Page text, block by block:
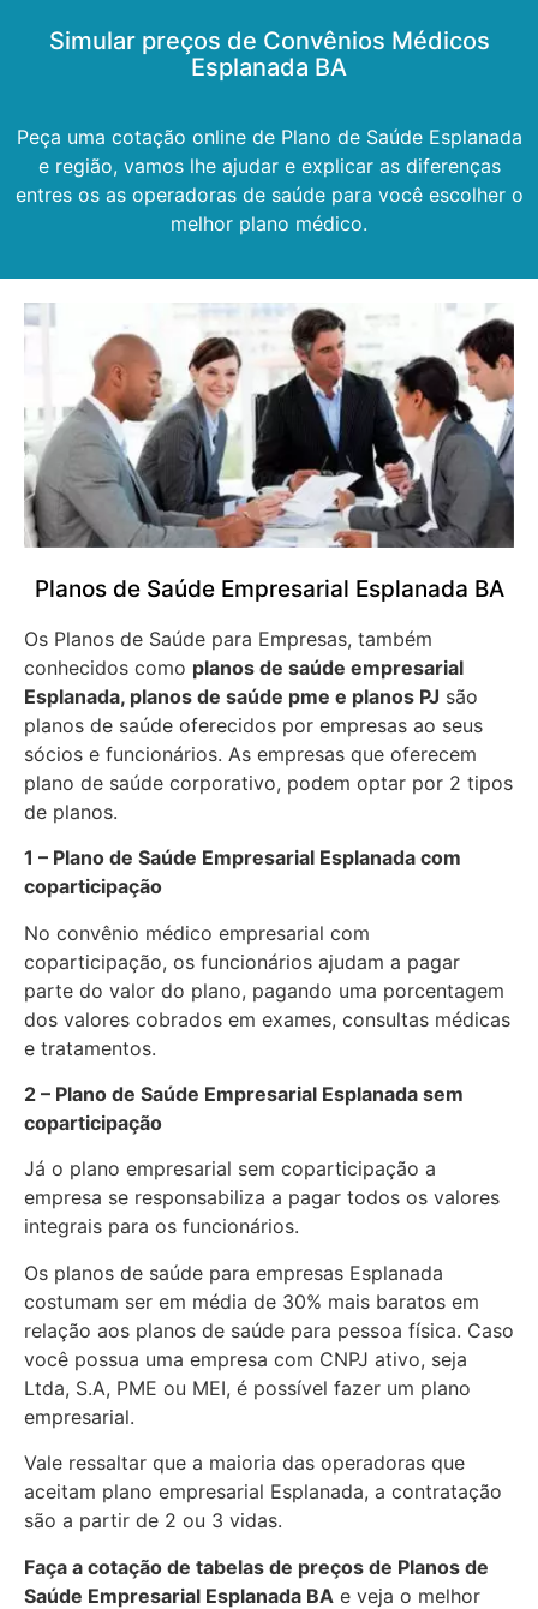
Simular preços de Convênios Médicos
Esplanada BA
Peça uma cotação online de Plano de Saúde Esplanada
e região, vamos lhe ajudar e explicar as diferenças
entres os as operadoras de saúde para você escolher o
melhor plano médico.
Planos de Saúde Empresarial Esplanada BA
Os Planos de Saúde para Empresas, também
conhecidos como planos de saúde empresarial
Esplanada, planos de saúde pme e planos PJ são
planos de saúde oferecidos por empresas ao seus
sócios e funcionários. As empresas que oferecem
plano de saúde corporativo, podem optar por 2 tipos
de planos.
1 – Plano de Saúde Empresarial Esplanada com
coparticipação
No convênio médico empresarial com
coparticipação, os funcionários ajudam a pagar
parte do valor do plano, pagando uma porcentagem
dos valores cobrados em exames, consultas médicas
e tratamentos.
2 – Plano de Saúde Empresarial Esplanada sem
coparticipação
Já o plano empresarial sem coparticipação a
empresa se responsabiliza a pagar todos os valores
integrais para os funcionários.
Os planos de saúde para empresas Esplanada
costumam ser em média de 30% mais baratos em
relação aos planos de saúde para pessoa física. Caso
você possua uma empresa com CNPJ ativo, seja
Ltda, S.A, PME ou MEI, é possível fazer um plano
empresarial.
Vale ressaltar que a maioria das operadoras que
aceitam plano empresarial Esplanada, a contratação
são a partir de 2 ou 3 vidas.
Faça a cotação de tabelas de preços de Planos de
Saúde Empresarial Esplanada BA e veja o melhor